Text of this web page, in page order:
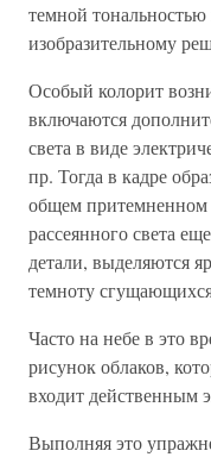
темной
изобразительному
Особый колорит
включаются
света в виде
пр. Тогда в кадре
общем притемненном
рассеянного света
детали, выделяются
темноту
Часто на небе в это
рисунок облаков,
входит действенным
Выполняя это